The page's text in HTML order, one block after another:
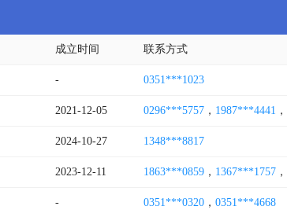
成立时间 联系方式
- 0351***1023
2021-12-05 0296***5757 ， 1987***4441 ，
2024-10-27 1348***8817
2023-12-11 1863***0859 ， 1367***1757 ，
- 0351***0320 ， 0351***4668